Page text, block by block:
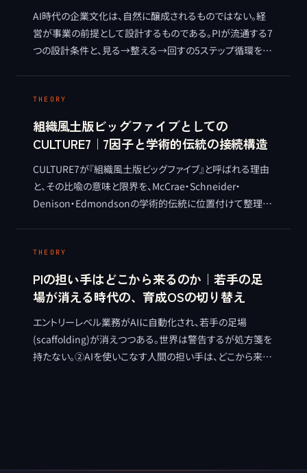
AI時代の企業文化は、自然に醸成されるものではない。経
営が事業の前提として設計するものである。PIが流通する7
つの設計条件と、見る→整える→回すの5ステップ循環を、
THEORY
組織風土版ビッグファイブとしての
CULTURE7｜7因子と学術的伝統の接続構造
CULTURE7が『組織風土版ビッグファイブ』と呼ばれる理由
と、その比喩の意味と限界を、McCrae・Schneider・
Denison・Edmondsonの学術的伝統に位置付けて整理す
THEORY
PIの担い手はどこから来るのか｜若手の足
場が消える時代の、育成OSの切り替え
エントリーレベル業務がAIに自動化され、若手の足場
(scaffolding)が消えつつある。世界は警告するが処方箋を
持たない。②AIを使いこなす人間の担い手は、どこから来る